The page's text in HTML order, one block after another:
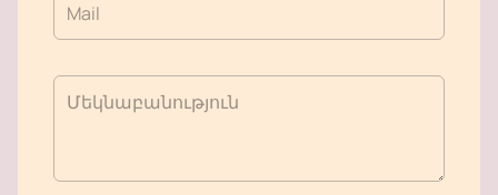
Mail
Մեկնաբանություն